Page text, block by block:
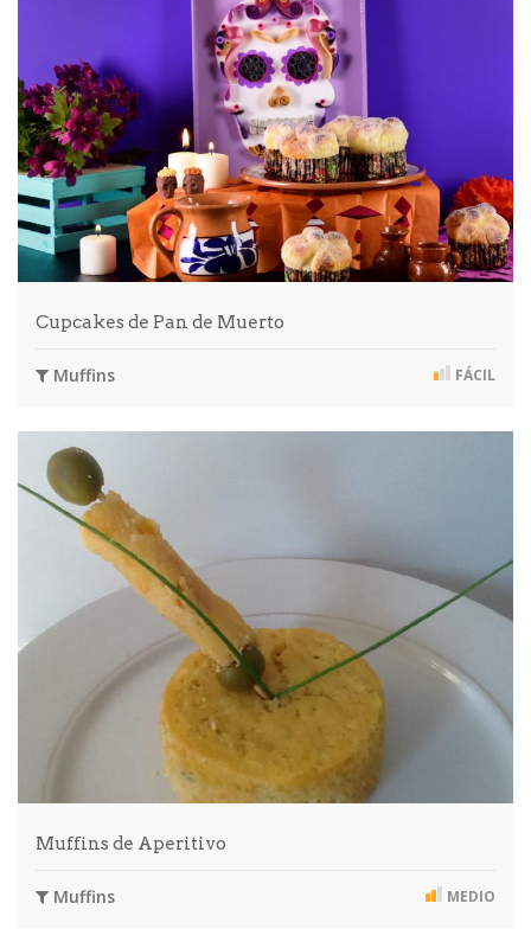
Cupcakes de Pan de Muerto
Muffins FÁCIL
Muffins de Aperitivo
Muffins MEDIO